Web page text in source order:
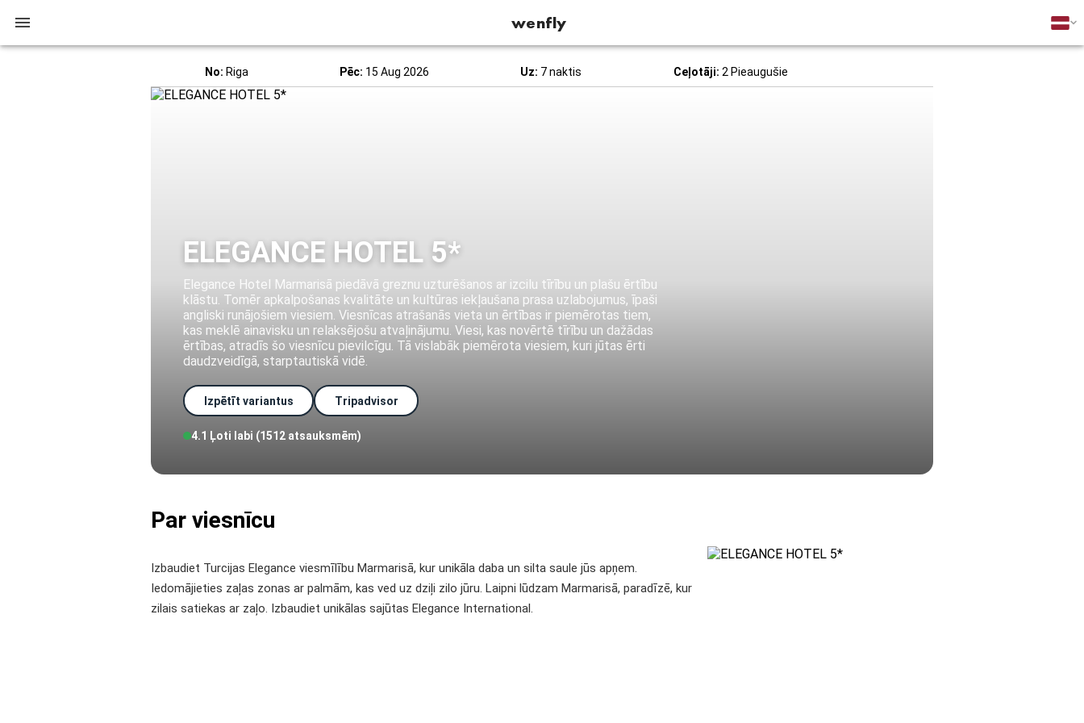
wenfly
No: Riga Pēc: 15 Aug 2026 Uz: 7 naktis Ceļotāji: 2 Pieaugušie
ELEGANCE HOTEL 5*
Elegance Hotel Marmarisā piedāvā greznu uzturēšanos ar izcilu tīrību un plašu ērtību
klāstu. Tomēr apkalpošanas kvalitāte un kultūras iekļaušana prasa uzlabojumus, īpaši
angliski runājošiem viesiem. Viesnīcas atrašanās vieta un ērtības ir piemērotas tiem,
kas meklē ainavisku un relaksējošu atvaļinājumu. Viesi, kas novērtē tīrību un dažādas
ērtības, atradīs šo viesnīcu pievilcīgu. Tā vislabāk piemērota viesiem, kuri jūtas ērti
daudzveidīgā, starptautiskā vidē.
Izpētīt variantus Tripadvisor
4.1 Ļoti labi (1512 atsauksmēm)
Par viesnīcu
Izbaudiet Turcijas Elegance viesmīlību Marmarisā, kur unikāla daba un silta saule jūs apņem.
Iedomājieties zaļas zonas ar palmām, kas ved uz dziļi zilo jūru. Laipni lūdzam Marmarisā, paradīzē, kur
zilais satiekas ar zaļo. Izbaudiet unikālas sajūtas Elegance International.